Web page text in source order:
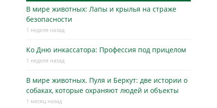
В мире животных: Лапы и крылья на страже
безопасности
1 неделя назад
Ко Дню инкассатора: Профессия под прицелом
1 неделя назад
В мире животных. Пуля и Беркут: две истории о
собаках, которые охраняют людей и объекты
1 месяц назад